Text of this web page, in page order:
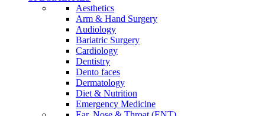
Aesthetics
Arm & Hand Surgery
Audiology
Bariatric Surgery
Cardiology
Dentistry
Dento faces
Dermatology
Diet & Nutrition
Emergency Medicine